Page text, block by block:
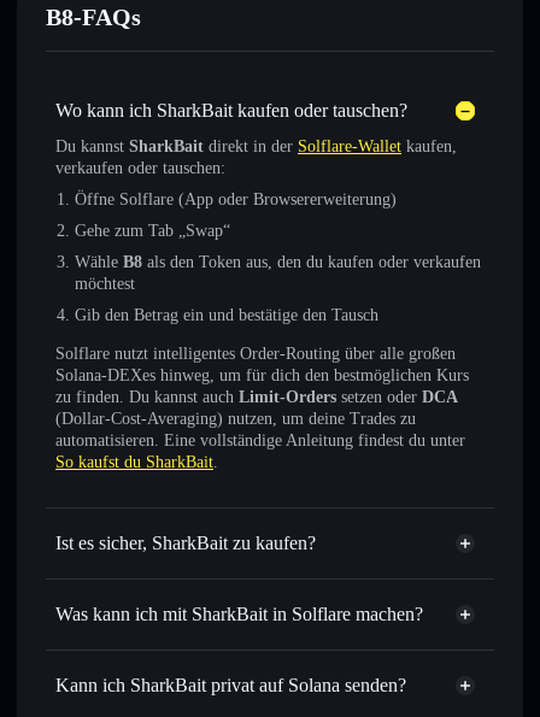
B8-FAQs
Wo kann ich SharkBait kaufen oder tauschen?
Du kannst SharkBait direkt in der Solflare-Wallet kaufen,
verkaufen oder tauschen:
Öffne Solflare (App oder Browsererweiterung)
Gehe zum Tab „Swap“
Wähle B8 als den Token aus, den du kaufen oder verkaufen
möchtest
Gib den Betrag ein und bestätige den Tausch
Solflare nutzt intelligentes Order-Routing über alle großen
Solana-DEXes hinweg, um für dich den bestmöglichen Kurs
zu finden. Du kannst auch Limit-Orders setzen oder DCA
(Dollar-Cost-Averaging) nutzen, um deine Trades zu
automatisieren. Eine vollständige Anleitung findest du unter
So kaufst du SharkBait.
Ist es sicher, SharkBait zu kaufen?
SharkBait nicht verifiziert
Was kann ich mit SharkBait in Solflare machen?
SharkBait
Solflare-Wallet
Sofort tauschen– handle B8 gegen SOL, USDC oder
Kann ich SharkBait privat auf Solana senden?